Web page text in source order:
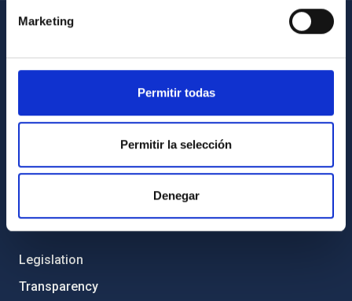
Marketing
Permitir todas
Permitir la selección
Denegar
Legislation
Transparency